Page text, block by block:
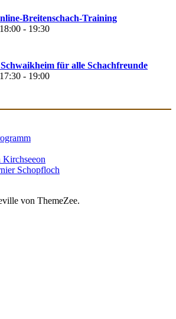
Breitenschach-Training
18:00 - 19:30
für alle Schachfreunde
17:30 - 19:00
Schopfloch
von ThemeZee.